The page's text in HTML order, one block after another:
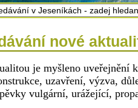
nové
je myšleno uveřejnění
uzavření, výzva,
vulgární, urážející,